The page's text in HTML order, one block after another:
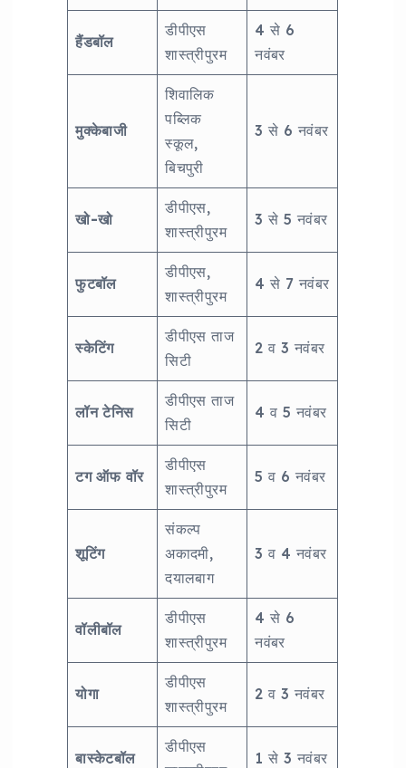
हैंडबॉल
डीपीएस
शास्त्रीपुरम
4 से 6
नवंबर
मुक्केबाजी
शिवालिक
पब्लिक
स्कूल,
बिचपुरी
3 से 6 नवंबर
खो-खो
डीपीएस,
शास्त्रीपुरम
3 से 5 नवंबर
फुटबॉल
डीपीएस,
शास्त्रीपुरम
4 से 7 नवंबर
स्केटिंग
डीपीएस ताज
सिटी
2 व 3 नवंबर
लॉन टेनिस
डीपीएस ताज
सिटी
4 व 5 नवंबर
टग ऑफ वॉर
डीपीएस
शास्त्रीपुरम
5 व 6 नवंबर
शूटिंग
संकल्प
अकादमी,
दयालबाग
3 व 4 नवंबर
वॉलीबॉल
डीपीएस
शास्त्रीपुरम
4 से 6
नवंबर
योगा
डीपीएस
शास्त्रीपुरम
2 व 3 नवंबर
बास्केटबॉल
डीपीएस
1 से 3 नवंबर